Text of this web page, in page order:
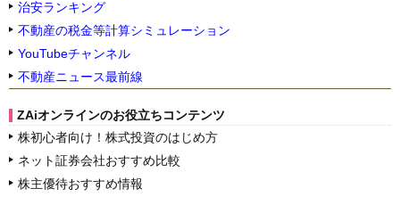
治安ランキング
不動産の税金等計算シミュレーション
YouTubeチャンネル
不動産ニュース最前線
ZAiオンラインのお役立ちコンテンツ
株初心者向け！株式投資のはじめ方
ネット証券会社おすすめ比較
株主優待おすすめ情報